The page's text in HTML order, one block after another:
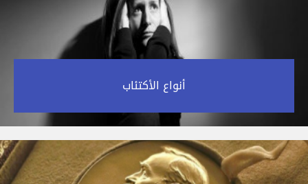
أنواع الأكتئاب‎